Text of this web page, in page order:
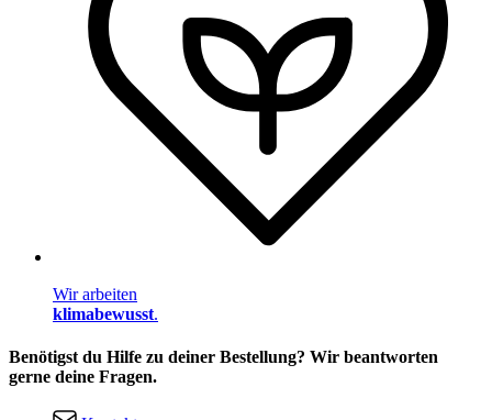
Wir arbeiten
klimabewusst.
Benötigst du Hilfe zu deiner Bestellung? Wir beantworten
gerne deine Fragen.